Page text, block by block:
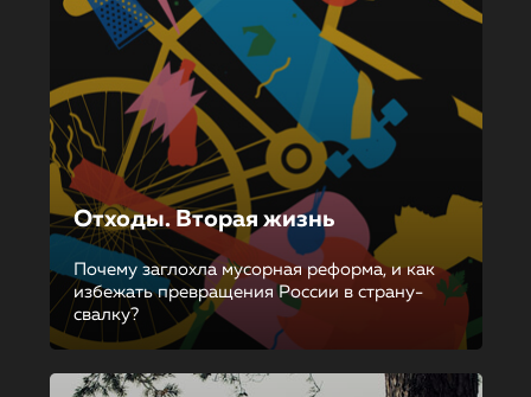
Отходы. Вторая жизнь
Почему заглохла мусорная реформа, и как
избежать превращения России в страну-
свалку?